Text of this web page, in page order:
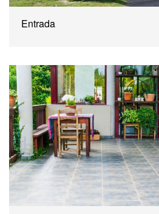
Entrada